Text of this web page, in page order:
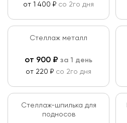
от 1 400 ₽ со 2го дня
Стеллаж металл
от 900 ₽ за 1 день
от 220 ₽ со 2го дня
Стеллаж-шпилька для
подносов